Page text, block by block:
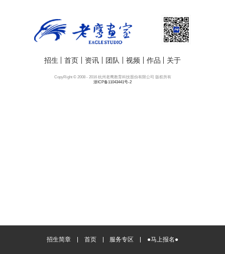
招生 首页 资讯 团队 视频 作品 关于
CopyRight © 2008 - 2016 杭州老鹰教育科技股份有限公司 版权所有
浙ICP备11043441号-2
招生简章 首页 服务专区 ●马上报名●